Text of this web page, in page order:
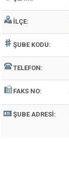
İLÇE:
ŞUBE KODU:
TELEFON:
FAKS NO:
ŞUBE ADRESI: